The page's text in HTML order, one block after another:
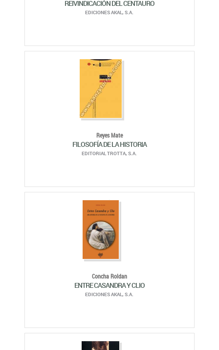
REIVINDICACIÓN DEL CENTAURO
EDICIONES AKAL, S.A.
Reyes Mate
FILOSOFÍA DE LA HISTORIA
EDITORIAL TROTTA, S.A.
Concha Roldan
ENTRE CASANDRA Y CLIO
EDICIONES AKAL, S.A.